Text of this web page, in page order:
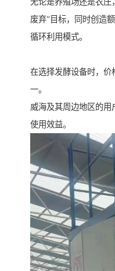
无论是养殖场还是农庄
废弃”目标，同时创造
循环利用模式。
在选择发酵设备时，价
一。
威海及其周边地区的用
使用效益。